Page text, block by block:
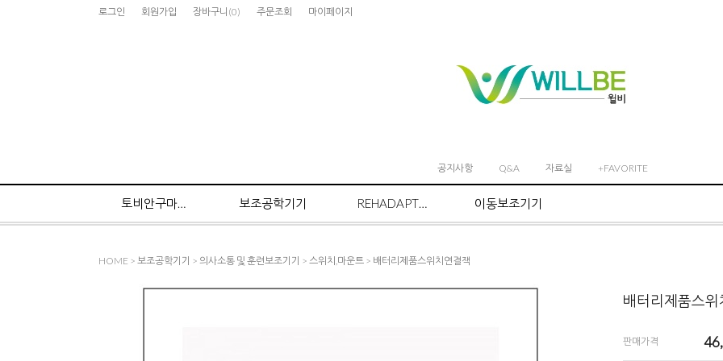
로그인 회원가입 장바구니 (0) 주문조회 마이페이지
공지사항 Q&A 자료실 +FAVORITE
토비안구마우스 보조공학기기 REHADAPT마운트 시스템 이동보조기기
HOME > 보조공학기기 > 의사소통 및 훈련보조기기 > 스위치,마운트 > 배터리제품스위치연결잭
배터리제품스위
판매가격